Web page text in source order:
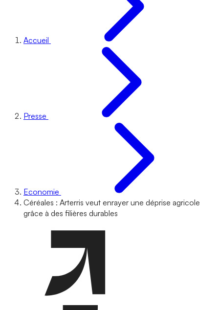
Accueil
Presse
Economie
Céréales : Arterris veut enrayer une déprise agricole
grâce à des filières durables